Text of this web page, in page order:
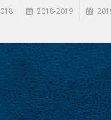
2018-2019